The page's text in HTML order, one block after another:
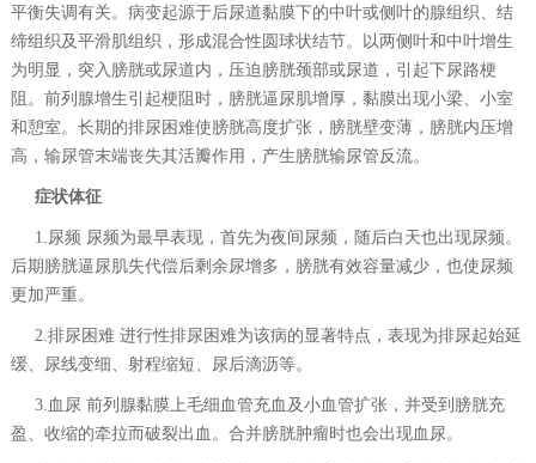
平衡失调有关。病变起源于后尿道黏膜下的中叶或侧叶的腺组织、结
缔组织及平滑肌组织，形成混合性圆球状结节。以两侧叶和中叶增生
为明显，突入膀胱或尿道内，压迫膀胱颈部或尿道，引起下尿路梗
阻。前列腺增生引起梗阻时，膀胱逼尿肌增厚，黏膜出现小梁、小室
和憩室。长期的排尿困难使膀胱高度扩张，膀胱壁变薄，膀胱内压增
高，输尿管末端丧失其活瓣作用，产生膀胱输尿管反流。
症状体征
1.尿频 尿频为最早表现，首先为夜间尿频，随后白天也出现尿频。
后期膀胱逼尿肌失代偿后剩余尿增多，膀胱有效容量减少，也使尿频
更加严重。
2.排尿困难 进行性排尿困难为该病的显著特点，表现为排尿起始延
缓、尿线变细、射程缩短、尿后滴沥等。
3.血尿 前列腺黏膜上毛细血管充血及小血管扩张，并受到膀胱充
盈、收缩的牵拉而破裂出血。合并膀胱肿瘤时也会出现血尿。